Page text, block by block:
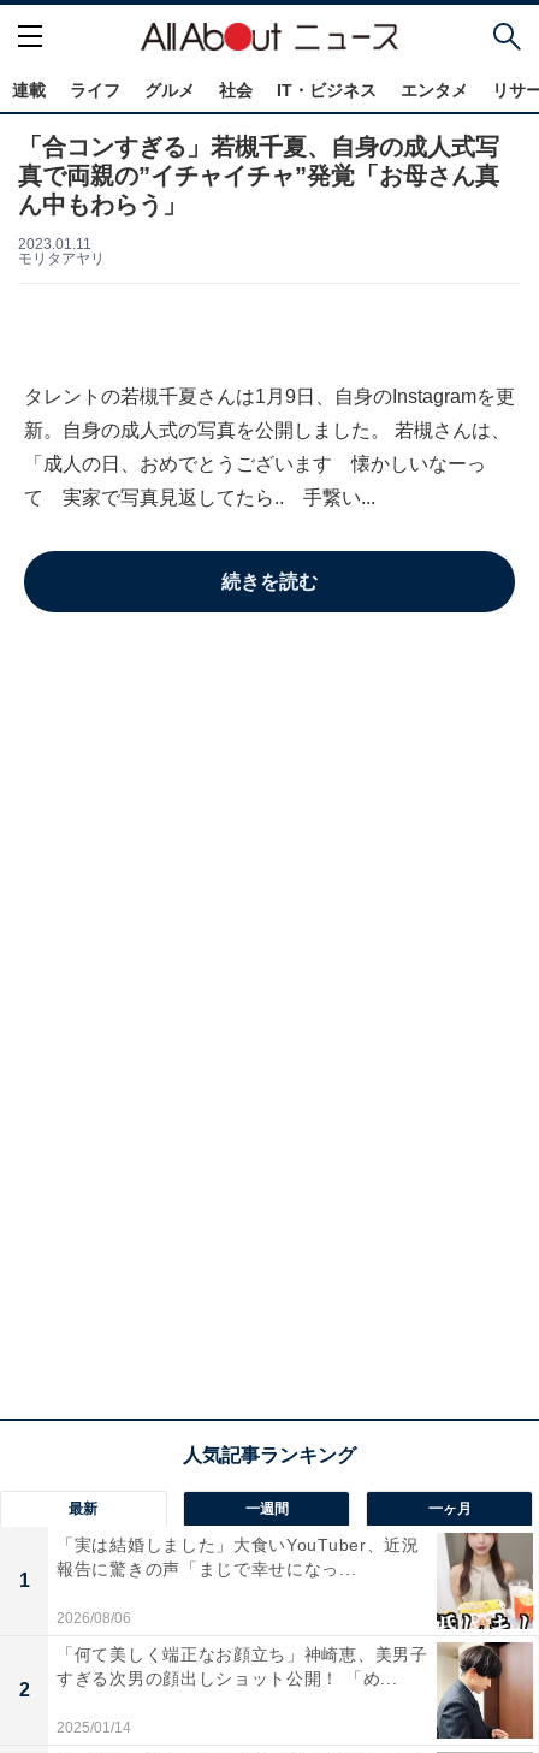
連載 ライフ グルメ 社会 IT・ビジネス エンタメ リサ
「合コンすぎる」若槻千夏、自身の成人式写
真で両親の”イチャイチャ”発覚「お母さん真
ん中もわらう」
2023.01.11
モリタアヤリ
タレントの若槻千夏さんは1月9日、自身のInstagramを更
新。自身の成人式の写真を公開しました。 若槻さんは、
「成人の日、おめでとうございます 懐かしいなーっ
て 実家で写真見返してたら.. 手繋い...
続きを読む
最新 一週間 一ヶ月
1
「実は結婚しました」大食いYouTuber、近況
報告に驚きの声「まじで幸せになっ...
2026/08/06
2
「何て美しく端正なお顔立ち」神崎恵、美男子
すぎる次男の顔出しショット公開！ 「め...
2025/01/14